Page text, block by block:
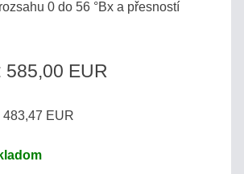
0 do 56 °Bx a přesností
585,00 EUR
483,47 EUR